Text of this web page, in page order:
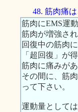
48. 筋肉痛
筋肉にEMS運
筋肉が増強さ
回復中の筋肉
「超回復」が
筋肉に痛みが
その間に、筋
って下さい。
運動量として